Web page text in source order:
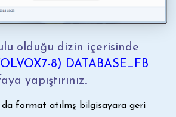
olduğu dizin içerisinde
8) DATABASE_FB
yapıştırınız.
da format atılmş bilgisayara geri